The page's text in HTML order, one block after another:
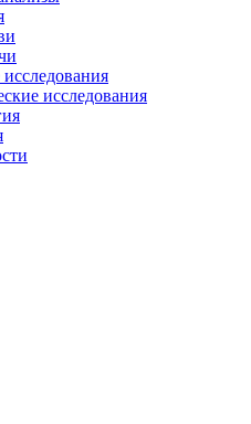
исследования